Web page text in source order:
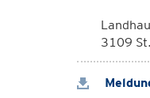
3109